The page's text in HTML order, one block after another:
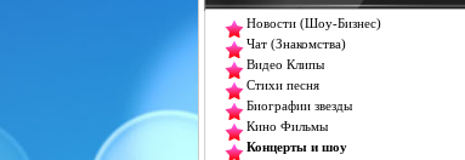
Новости (Шоу-Бизнес)
Чат (Знакомства)
Видео Клипы
Стихи песня
Биографии звезды
Кино Фильмы
Концерты и шоу